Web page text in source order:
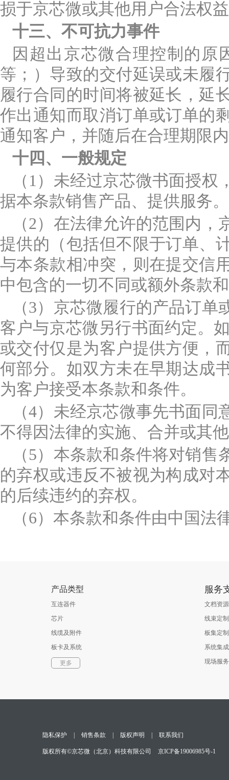
损于京芯微或其他用户合法权
十三、不可抗力事件
因超出京芯微合理控制的原
等；）导致的交付延误或未履
履行合同的时间将被延长，延
作出通知而取消订单或订单的
通知客户，并随后在合理期限
十四、一般规定
（1）未经过京芯微书面授
据本条款销售产品、提供服务。
（2）在法律允许的范围内
提供的（包括但不限于订单、
与本条款相冲突，则在提交信
中包含的一切不同或额外条款
（3）京芯微履行的产品订
客户与京芯微另行书面约定。
或交付仅是为客户提供方便，
何部分。如双方未在早期达成
为客户接受本条款和条件。
（4）未经京芯微事先书面
不得因法律的实施、合并或其
（5）本条款和条件将对销
的弃权或违反不被视为构成对
的后续违约的弃权。
（6）本条款和条件由中国
产品类型
互连器件
芯片
线缆及附件
板卡及系统
软件更多
服务
文档资源
线束定制
板集定制
系统集成
现场服务
隐私保护 销售条款 版权声明 联系我们
版权所有©京芯微（北京）科技有限公司 京ICP备19006985号-1